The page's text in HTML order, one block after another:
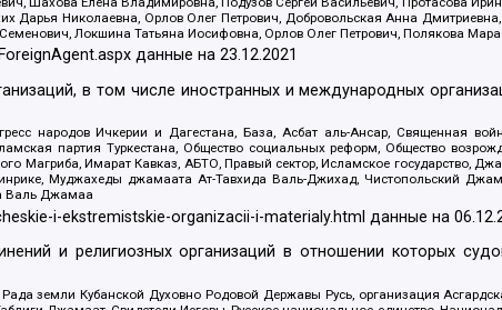
Дарья Николаевна, Орлов Олег Петрович, Добровольская Анна
Локшина Татьяна Иосифовна, Орлов Олег Петрович, Полякова
данные на23.12.2021
в том числе иностранных и международных
народов Ичкерии и Дагестана, База, Асбат аль-Ансар, Священная
партия Туркестана, Общество социальных реформ, Общество
Магриба, Имарат Кавказ, АБТО, Правый сектор, Исламское
Муджахеды джамаата Ат-Тавхида Валь-Джихад, Чистопольский
Валь Джамаа
i-ekstremistskie-organizacii-i-materialy.html данные на
и религиозных организаций в отношении которых
Рада земли Кубанской Духовно Родовой Державы Русь, организация